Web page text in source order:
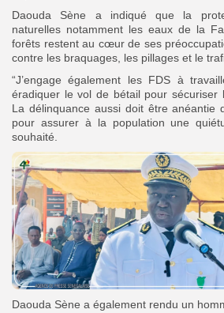
Daouda Sène a indiqué que la
naturelles notamment les eaux de la
forêts restent au cœur de ses
contre les braquages, les pillages et le
“J’engage également les FDS à
éradiquer le vol de bétail pour sécuriser
La délinquance aussi doit être anéantie
pour assurer à la population une
souhaité.
Daouda Sène a également rendu un